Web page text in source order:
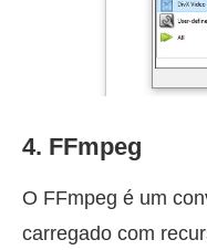
4. FFmpeg
O FFmpeg é um
carregado com